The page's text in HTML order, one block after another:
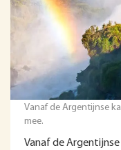
Vanaf de Argentijnse
mee.
Vanaf de